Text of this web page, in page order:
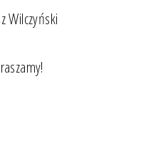
Wilczyński